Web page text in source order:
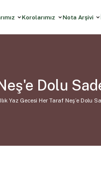
Korolarımız Nota Arşivi
Dolu
Yaz Gecesi Her Taraf Neş’e Dolu